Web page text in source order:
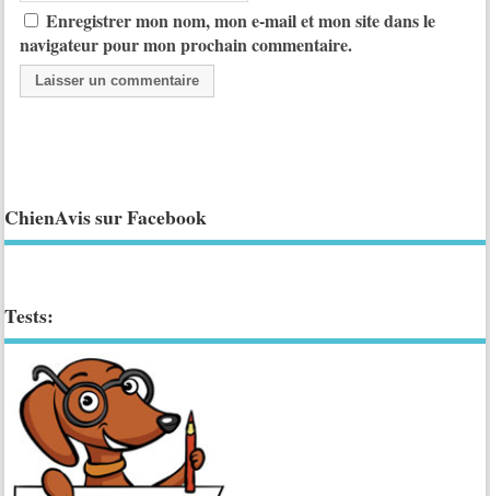
Enregistrer mon nom, mon e-mail et mon site dans le
navigateur pour mon prochain commentaire.
ChienAvis sur Facebook
Tests: